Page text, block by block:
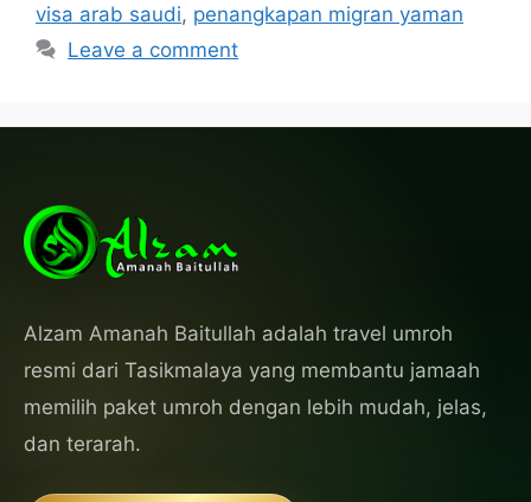
visa arab saudi, penangkapan migran yaman
Leave a comment
Alzam Amanah Baitullah adalah travel umroh
resmi dari Tasikmalaya yang membantu jamaah
memilih paket umroh dengan lebih mudah, jelas,
dan terarah.